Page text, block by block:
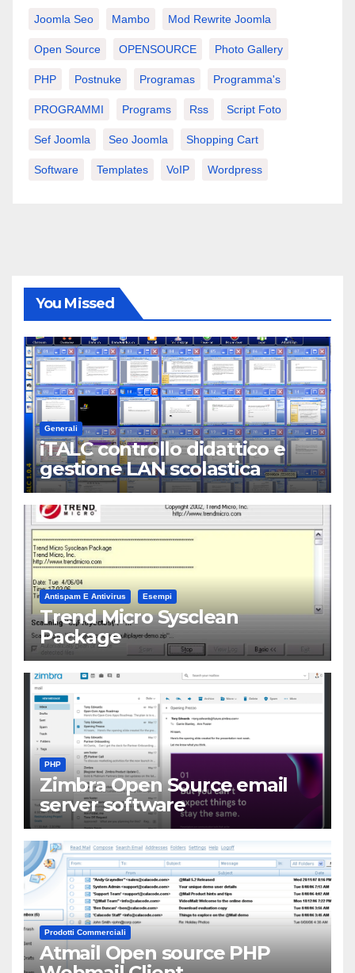
Joomla Seo Mambo Mod Rewrite Joomla
Open Source OPENSOURCE Photo Gallery
PHP Postnuke Programas Programma's
PROGRAMMI Programs Rss Script Foto
Sef Joomla Seo Joomla Shopping Cart
Software Templates VoIP Wordpress
You Missed
Generali
iTALC controllo didattico e
gestione LAN scolastica
Antispam E Antivirus Esempi
Trend Micro Sysclean
Package
PHP
Zimbra Open Source email
server software
Prodotti Commerciali
Atmail Open source PHP